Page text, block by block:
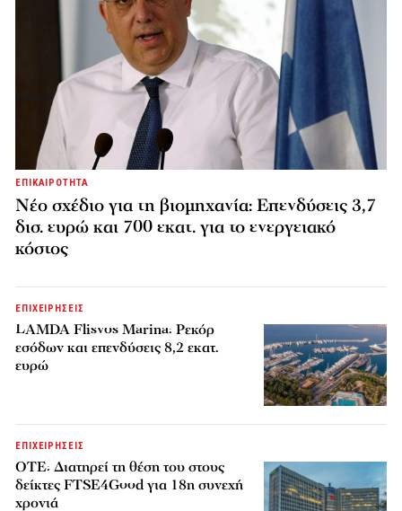
ΕΠΙΚΑΙΡΟΤΗΤΑ
Νέο σχέδιο για τη βιομηχανία: Επενδύσεις 3,7
δισ. ευρώ και 700 εκατ. για το ενεργειακό
κόστος
ΕΠΙΧΕΙΡΗΣΕΙΣ
LAMDA Flisvos Marina: Ρεκόρ
εσόδων και επενδύσεις 8,2 εκατ.
ευρώ
ΕΠΙΧΕΙΡΗΣΕΙΣ
ΟΤΕ: Διατηρεί τη θέση του στους
δείκτες FTSE4Good για 18η συνεχή
χρονιά